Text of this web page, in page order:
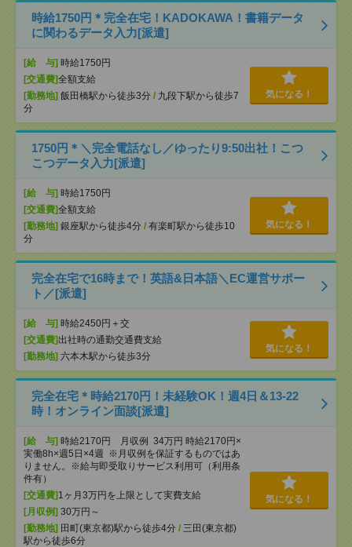
時給1750円＊完全在宅！KADOKAWA！書籍データ
に関わるデータ入力[派遣]
[給 与] 時給1750円
[交通費]全額支給
[勤務地] 飯田橋駅から徒歩3分 / 九段下駅から徒歩7
分
気になる！
1750円＊＼完全電話なし／ゆったり9:50出社！こつ
こつデータ入力[派遣]
[給 与] 時給1750円
[交通費]全額支給
[勤務地] 銀座駅から徒歩4分 / 有楽町駅から徒歩10
分
気になる！
完全在宅で16時まで！英語&日本語＼EC運営サポー
ト／[派遣]
[給 与] 時給2450円＋交
[交通費]出社時の通勤交通費支給
[勤務地] 六本木駅から徒歩3分
気になる！
完全在宅＊時給2170円！未経験OK！週4日＆13-22
時！オンライン面談[派遣]
[給 与] 時給2170円 月収例 34万円 時給2170円×
実働8h×週5日×4週 ※月収例を保証するものではあ
りません。※給与即受取りサービス利用可（利用条
件有）
[交通費] 1ヶ月3万円を上限として実費支給
[月収例] 30万円～
[勤務地] 田町(東京都)駅から徒歩4分 / 三田(東京都)
駅から徒歩6分
気になる！